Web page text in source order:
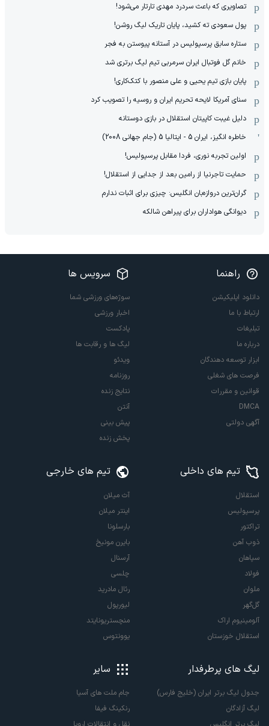
تصاویری که باعث سردرد مهدی تارتار می‌شود!
پول سعودی ته کشید، پایان تاریک لیگ روشن!
ستاره سابق پرسپولیس در آستانه پیوستن به فجر
خانم گل فوتبال ایران سرمربی تیم لیگ برتری شد
پایان بازی تیم یحیی و علی منصور با کتک‌کاری!
سنای آمریکا لایحه تحریم ایران و روسیه را تصویب کرد
دلیل غیبت کاپیتان استقلال در بازی دوستانه
خاطره انگیز، ایران 5 - ایتالیا 5 (جام جهانی 2008)
اولین تجربه نوری، فردا مقابل پرسپولیس!
حمایت تاجرنیا از رامین بعد از جدایی از استقلال!
گران‌ترین دروازه‌بان انگلیس: چیزی برای اثبات ندارم
دیوانگی هواداران برای پیراهن شالکه
راهنما
دانلود اپلیکیشن
ارتباط با ما
تبلیغات
درباره ما
ابزار توسعه دهندگان
فرصت های شغلی
قوانین و مقررات
DMCA
آگهی دولتی
سرویس ها
سوژه‌های ورزشی شما
اخبار ورزشی
پادکست
لیگ ها و رقابت ها
ویدئو
روزنامه
نتایج زنده
آنتن
پیش بینی
پخش زنده
تیم های داخلی
استقلال
پرسپولیس
تراکتور
ذوب آهن
سپاهان
فولاد
ملوان
گل‌گهر
آلومینیوم اراک
استقلال خوزستان
تیم های خارجی
آث میلان
اینتر میلان
بارسلونا
بایرن مونیخ
آرسنال
چلسی
رئال مادرید
لیورپول
منچستریونایتد
یوونتوس
لیگ های پرطرفدار
جدول لیگ برتر ایران (خلیج فارس)
لیگ آزادگان
سایر
جام ملت های آسیا
رنکینگ فیفا